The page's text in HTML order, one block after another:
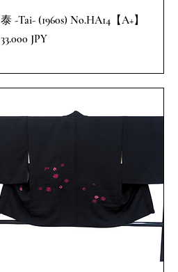
泰 -Tai- (1960s) No.HA14【A+】
Precio
33.000 JPY